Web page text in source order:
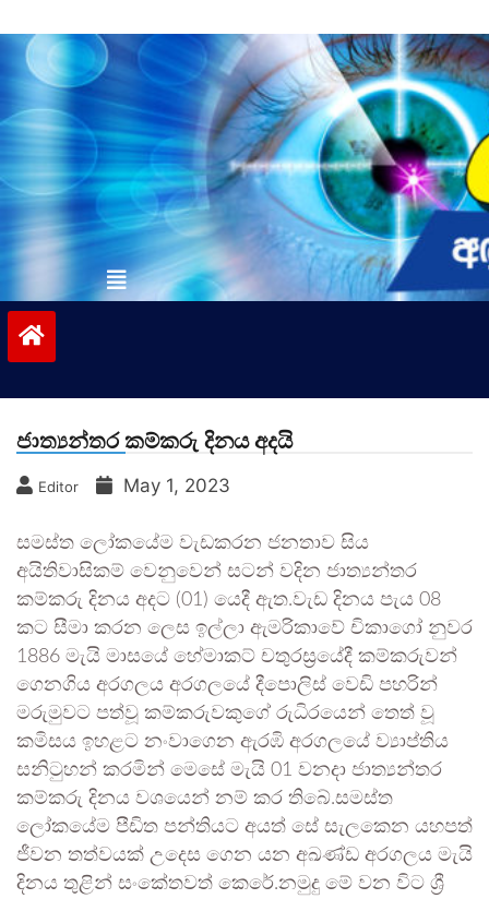
to
contentvinivida.lk
ජාත්‍යන්තර කම්කරු දිනය අදයි
Editor May 1, 2023
සමස්ත ලෝකයේම වැඩකරන ජනතාව සිය
අයිතිවාසිකම් වෙනුවෙන් සටන් වදින ජාත්‍යන්තර
කම්කරු දිනය අදට (01) යෙදී ඇත.වැඩ දිනය පැය 08
කට සීමා කරන ලෙස ඉල්ලා ඇමරිකාවේ චිකාගෝ නුවර
1886 මැයි මාසයේ හේමාකට් චතුරස්‍රයේදී කම්කරුවන්
ගෙනගිය අරගලය අරගලයේ දීපොලිස් වෙඩි පහරින්
මරුමුවට පත්වූ කම්කරුවකුගේ රුධිරයෙන් තෙත් වූ
කමිසය ඉහළට නංවාගෙන ඇරඹි අරගලයේ ව්‍යාප්තිය
සනිටුහන් කරමින් මෙසේ මැයි 01 වනදා ජාත්‍යන්තර
කම්කරු දිනය වශයෙන් නම් කර තිබේ.සමස්ත
ලෝකයේම පීඩිත පන්තියට අයත් සේ සැලකෙන යහපත්
ජීවන තත්වයක් උදෙස ගෙන යන අඛණ්ඩ අරගලය මැයි
දිනය තුළින් සංකේතවත් කෙරේ.නමුදු මේ වන විට ශ්‍රී